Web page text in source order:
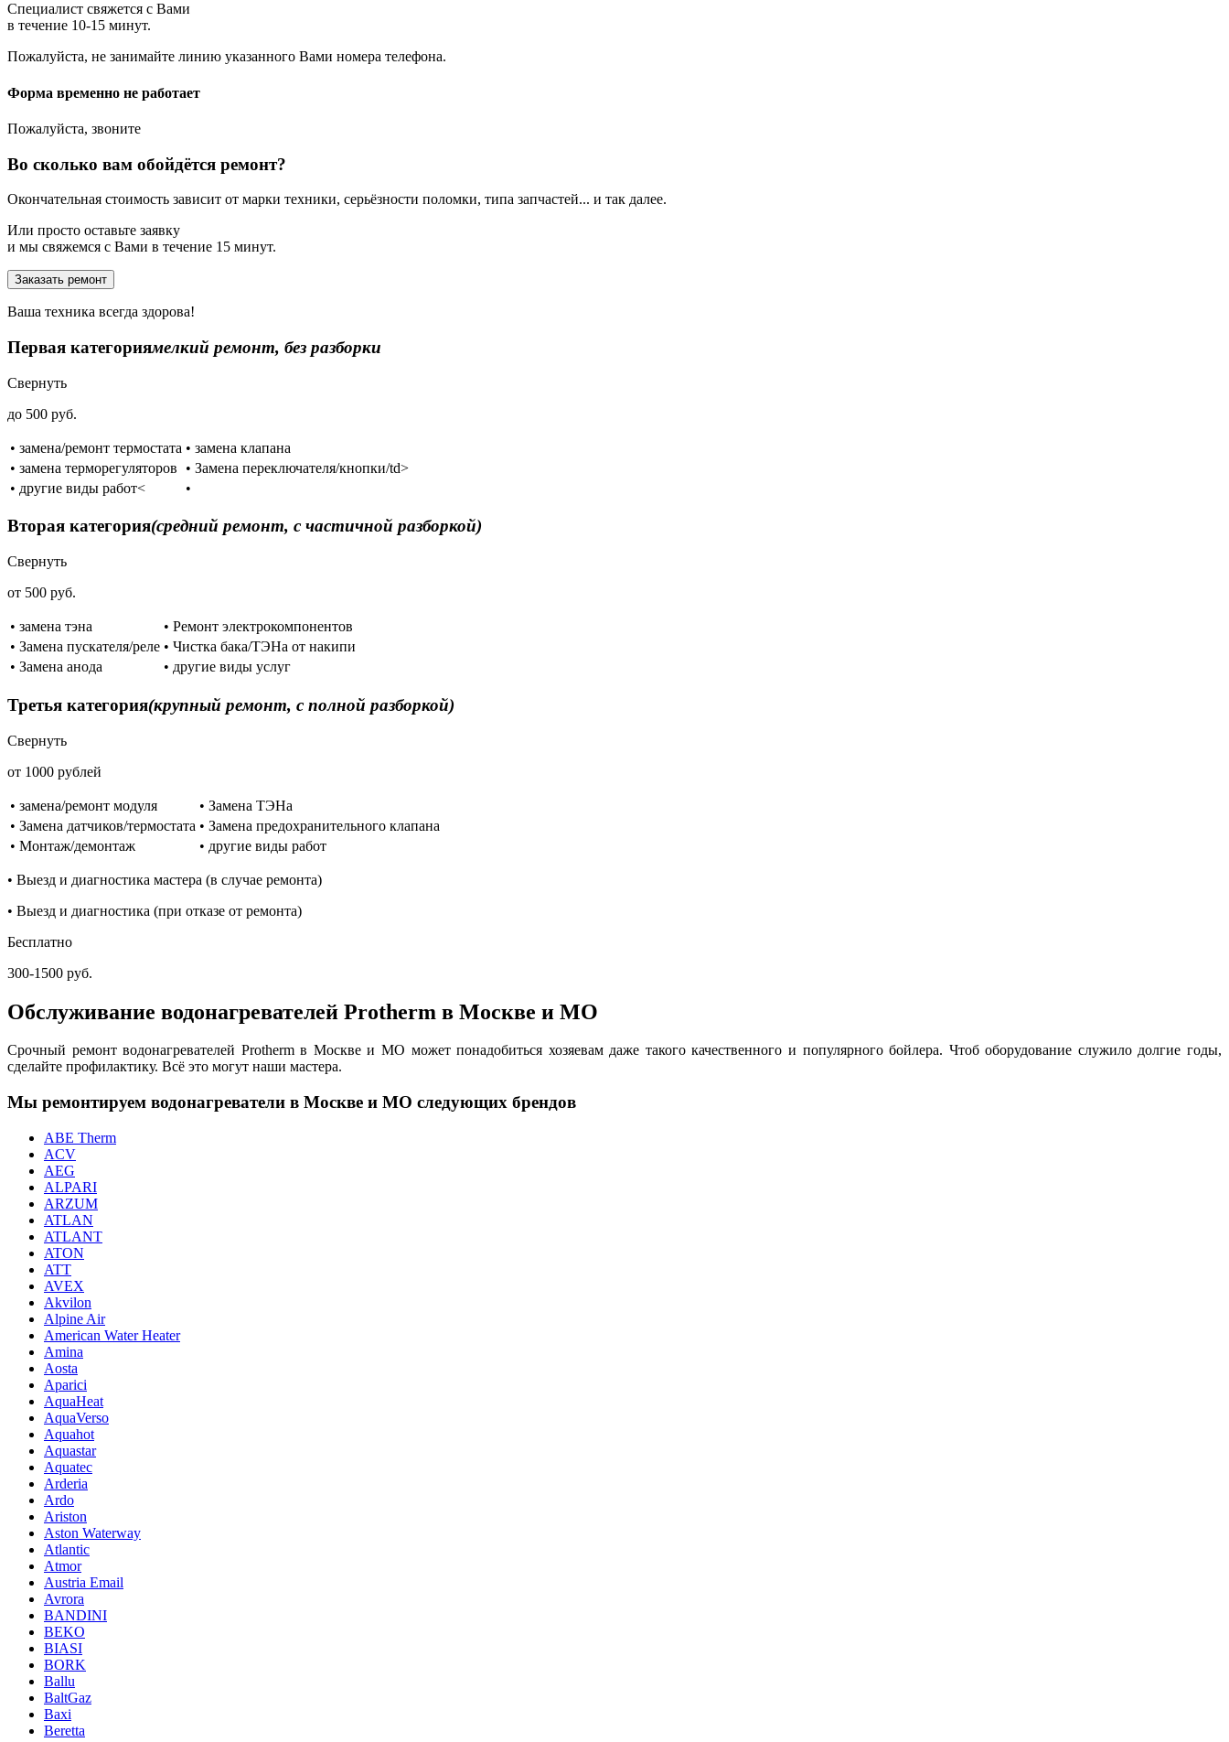
Специалист свяжется с Вами
в течение 10-15 минут.
Пожалуйста, не занимайте линию указанного Вами номера телефона.
Форма временно не работает
Пожалуйста, звоните
Во сколько вам обойдётся ремонт?
Окончательная стоимость зависит от марки техники, серьёзности поломки, типа запчастей... и так далее.
Или просто оставьте заявку
и мы свяжемся с Вами в течение 15 минут.
Заказать ремонт
Ваша техника всегда здорова!
Первая категориямелкий ремонт, без разборки
Свернуть
до 500 руб.
• замена/ремонт термостата • замена клапана
• замена терморегуляторов
• Замена переключателя/кнопки/td>
• другие виды работ<
•
Вторая категория(средний ремонт, с частичной разборкой)
Свернуть
от 500 руб.
• замена тэна
• Ремонт электрокомпонентов
• Замена пускателя/реле • Чистка бака/ТЭНа от накипи
• Замена анода
• другие виды услуг
Третья категория(крупный ремонт, с полной разборкой)
Свернуть
от 1000 рублей
• замена/ремонт модуля
• Замена ТЭНа
• Замена датчиков/термостата • Замена предохранительного клапана
• Монтаж/демонтаж
• другие виды работ
• Выезд и диагностика мастера (в случае ремонта)
• Выезд и диагностика (при отказе от ремонта)
Бесплатно
300-1500 руб.
Обслуживание водонагревателей Protherm в Москве и МО
Срочный ремонт водонагревателей Protherm в Москве и МО может понадобиться хозяевам даже такого качественного и популярного бойлера. Чтоб оборудование служило долгие годы,
сделайте профилактику. Всё это могут наши мастера.
Мы ремонтируем водонагреватели в Москве и МО следующих брендов
ABE Therm
ACV
AEG
ALPARI
ARZUM
ATLAN
ATLANT
ATON
ATT
AVEX
Akvilon
Alpine Air
American Water Heater
Amina
Aosta
Aparici
AquaHeat
AquaVerso
Aquahot
Aquastar
Aquatec
Arderia
Ardo
Ariston
Aston Waterway
Atlantic
Atmor
Austria Email
Avrora
BANDINI
BEKO
BIASI
BORK
Ballu
BaltGaz
Baxi
Beretta